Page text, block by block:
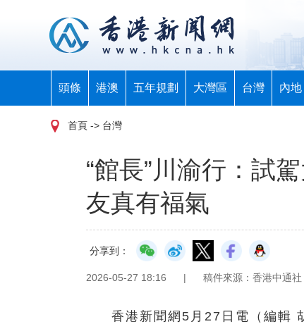
頭條 港澳 五年規劃 大灣區 台灣 內地
首頁 -> 台灣
“館長”川渝行：試
友真有福氣
分享到：
2026-05-27 18:16 | 稿件來源：香港中通社
香港新 聞網5月27日電（編輯